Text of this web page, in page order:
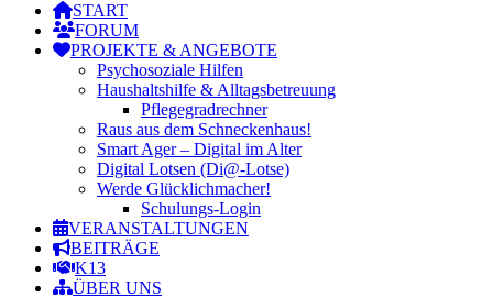
START
FORUM
PROJEKTE & ANGEBOTE
Psychosoziale Hilfen
Haushaltshilfe & Alltagsbetreuung
Pflegegradrechner
Raus aus dem Schneckenhaus!
Smart Ager – Digital im Alter
Digital Lotsen (Di@-Lotse)
Werde Glücklichmacher!
Schulungs-Login
VERANSTALTUNGEN
BEITRÄGE
K13
ÜBER UNS